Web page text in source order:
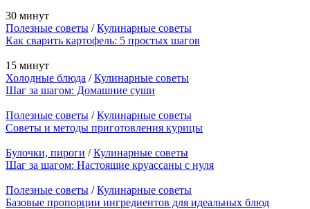
30 минут
Полезные советы /Кулинарные советы
Как сварить картофель: 5 простых шагов
15 минут
Холодные блюда /Кулинарные советы
Шаг за шагом: Домашние суши
Полезные советы /Кулинарные советы
Советы и методы приготовления курицы
Булочки, пироги /Кулинарные советы
Шаг за шагом: Настоящие круассаны с нуля
Полезные советы /Кулинарные советы
Базовые пропорции ингредиентов для идеальных блюд